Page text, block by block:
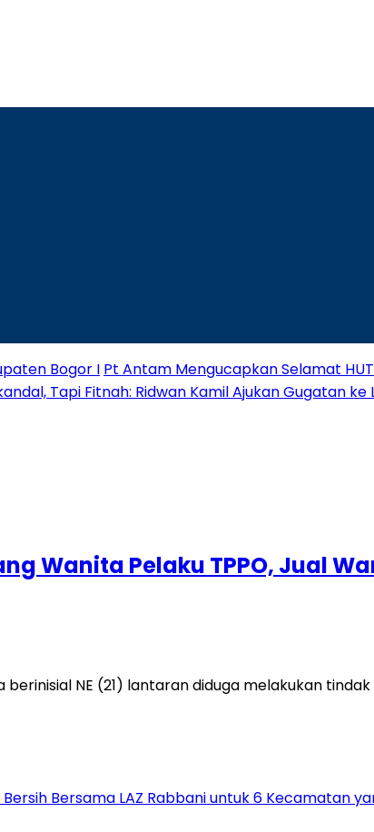
Bogor I Pt Antam Mengucapkan Selamat
Tapi Fitnah: Ridwan Kamil Ajukan Gugatan ke
Wanita Pelaku TPPO, Jual
berinisial NE (21) lantaran diduga melakukan
Bersama LAZ Rabbani untuk 6 Kecamatan